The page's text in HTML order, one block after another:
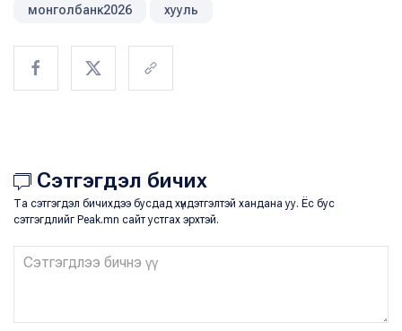
монголбанк2026 хууль
Сэтгэгдэл бичих
Та сэтгэгдэл бичихдээ бусдад хүндэтгэлтэй хандана уу. Ёс бус
сэтгэгдлийг Peak.mn сайт устгах эрхтэй.